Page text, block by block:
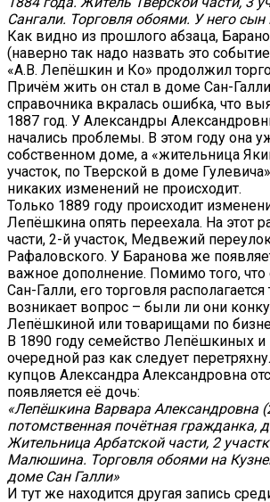
Сангали. Торговля обоями. У него
Как видно из прошлого абзаца,
(наверно так надо назвать это
«А.В. Лепёшкин и Ко» продолжил
Причём жить он стал в доме Сан-
справочника вкралась ошибка, что
1887 год. У Александры
начались проблемы. В этом году она
собственном доме, а «жительница
участок, по Тверской в доме
никаких изменений не происходит.
Только 1889 году происходит
Лепёшкина опять переехала. На этот
части, 2-й участок, Медвежий
Рафаловского. У Баранова же
важное дополнение. Помимо того,
Сан-Галли, его торговля
возникает вопрос – были ли они
Лепёшкиной или товарищами по
В 1890 году семейство Лепёшкиных и
очередной раз как следует
купцов Александра Александровна
появляется её дочь:
«Лепёшкина Варвара Александровна
потомственная почётная гражданка,
Жительница Арбатской части, 2
Малюшина. Торговля обоями на
доме Сан Галли»
И тут же находится другая запись